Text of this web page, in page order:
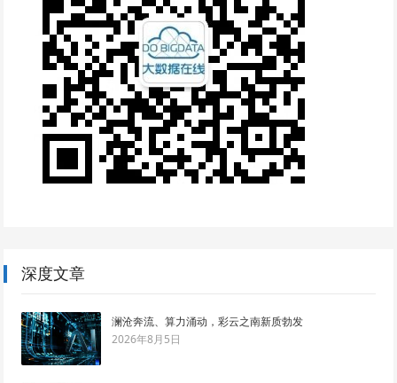
深度文章
澜沧奔流、算力涌动，彩云之南新质勃发
2026年8月5日